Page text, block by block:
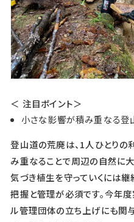
＜ 注目ポイント＞
小さな影響が積み重なる登
登山道の荒廃は、1人ひとりの
み重なることで周辺の自然に
気づき植生を守っていくには
把握と管理が必須です。今年
ル管理団体の立ち上げにも関